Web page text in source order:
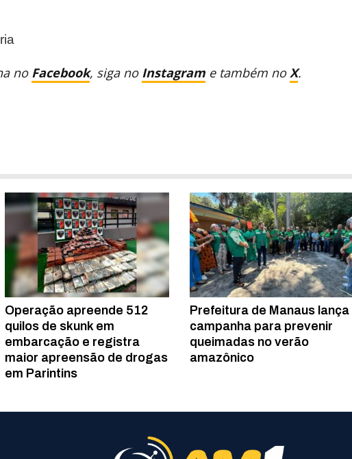
no Facebook, siga no Instagram e também no X.
Operação apreende 512
quilos de skunk em
embarcação e registra
maior apreensão de drogas
em Parintins
Prefeitura de Manaus lança
campanha para prevenir
queimadas no verão
amazônico